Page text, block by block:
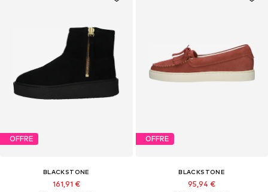
OFFRE
BLACKSTONE
161,91 €
OFFRE
BLACKSTONE
95,94 €